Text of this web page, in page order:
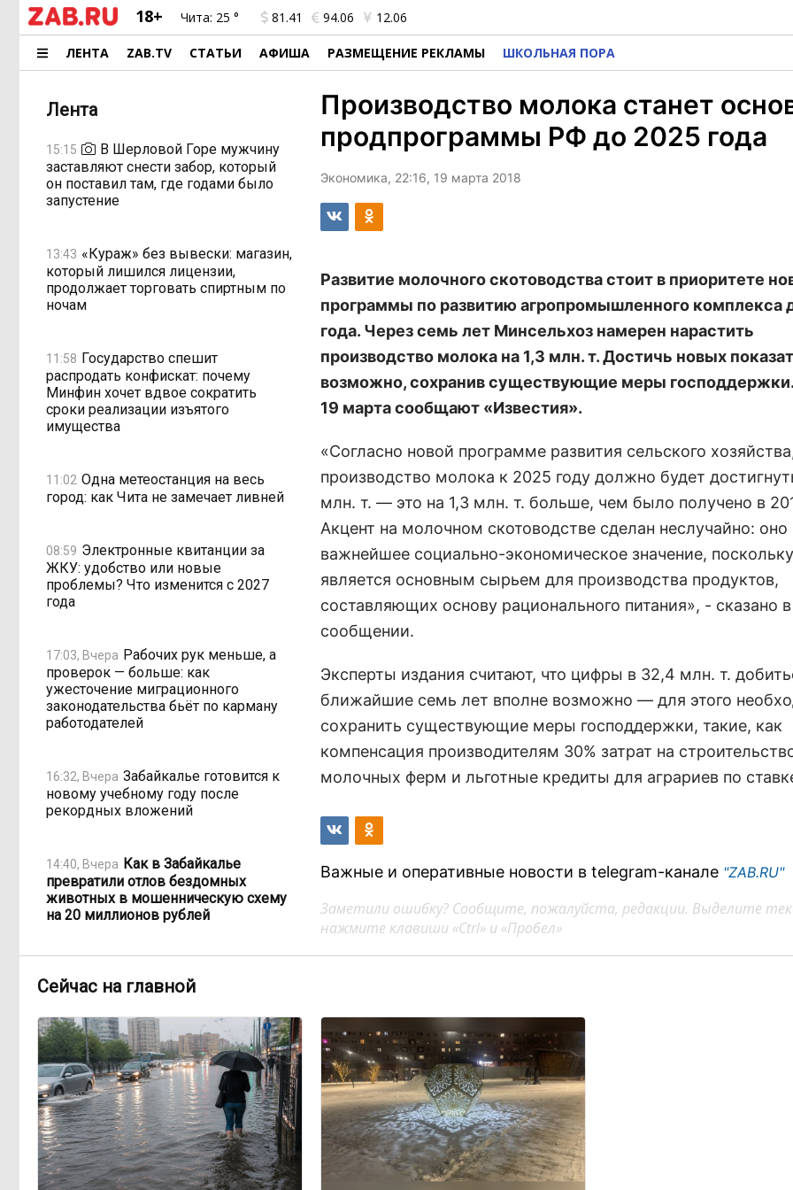
18+ Чита: 25 ° 81.41 94.06 12.06
ЛЕНТА ZAB.TV СТАТЬИ АФИША РАЗМЕЩЕНИЕ РЕКЛАМЫ ШКОЛЬНАЯ ПОРА
Лента
15:15
В Шерловой Горе мужчину
заставляют снести забор, который
он поставил там, где годами было
запустение
13:43 «Кураж» без вывески: магазин,
который лишился лицензии,
продолжает торговать спиртным по
ночам
11:58 Государство спешит
распродать конфискат: почему
Минфин хочет вдвое сократить
сроки реализации изъятого
имущества
11:02 Одна метеостанция на весь
город: как Чита не замечает ливней
08:59 Электронные квитанции за
ЖКУ: удобство или новые
проблемы? Что изменится с 2027
года
17:03, Вчера Рабочих рук меньше, а
проверок — больше: как
ужесточение миграционного
законодательства бьёт по карману
работодателей
16:32, Вчера Забайкалье готовится к
новому учебному году после
рекордных вложений
14:40, Вчера Как в Забайкалье
превратили отлов бездомных
животных в мошенническую схему
на 20 миллионов рублей
запрет купания на Арахлее и Кеноне
13:15, Вчера Вода за 68 миллионов:
ТГК-14 заплатит государству за
пользование Кеноном и Ингодой
12:33, Вчера Этно-парк, который до
сих пор не готов, работает почти три
года: что не так с Сухотино?
Производство молока станет
продпрограммы РФ до 2025 года
Экономика, 22:16, 19 марта 2018
Развитие молочного скотоводства стоит в приоритете
программы по развитию агропромышленного комплекса
года. Через семь лет Минсельхоз намерен нарастить
производство молока на 1,3 млн. т. Достичь новых
возможно, сохранив существующие меры
19 марта сообщают «Известия».
«Согласно новой программе развития сельского
производство молока к 2025 году должно будет
млн. т. — это на 1,3 млн. т. больше, чем было получено в
Акцент на молочном скотоводстве сделан неслучайно:
важнейшее социально-экономическое значение,
является основным сырьем для производства продуктов,
составляющих основу рационального питания», - сказано в
сообщении.
Эксперты издания считают, что цифры в 32,4 млн. т.
ближайшие семь лет вполне возможно — для этого
сохранить существующие меры господдержки, такие, как
компенсация производителям 30% затрат на
молочных ферм и льготные кредиты для аграриев по
Важные и оперативные новости в telegram-канале "ZAB.RU"
Заметили ошибку? Сообщите, пожалуйста, редакции. Выделите
нажмите клавиши «Ctrl» и «Пробел»
Сейчас на главной